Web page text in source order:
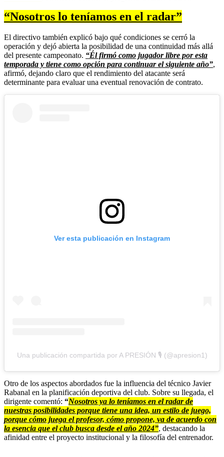
“Nosotros lo teníamos en el radar”
El directivo también explicó bajo qué condiciones se cerró la
operación y dejó abierta la posibilidad de una continuidad más allá
del presente campeonato. “Él firmó como jugador libre por esta
temporada y tiene como opción para continuar el siguiente año”,
afirmó, dejando claro que el rendimiento del atacante será
determinante para evaluar una eventual renovación de contrato.
Ver esta publicación en Instagram
Una publicación compartida por A PRESIÓN 🎙 (@apresion1)
Otro de los aspectos abordados fue la influencia del técnico Javier
Rabanal en la planificación deportiva del club. Sobre su llegada, el
dirigente comentó: “Nosotros ya lo teníamos en el radar de
nuestras posibilidades porque tiene una idea, un estilo de juego,
porque cómo juega el profesor, cómo propone, va de acuerdo con
la esencia que el club busca desde el año 2024”, destacando la
afinidad entre el proyecto institucional y la filosofía del entrenador.